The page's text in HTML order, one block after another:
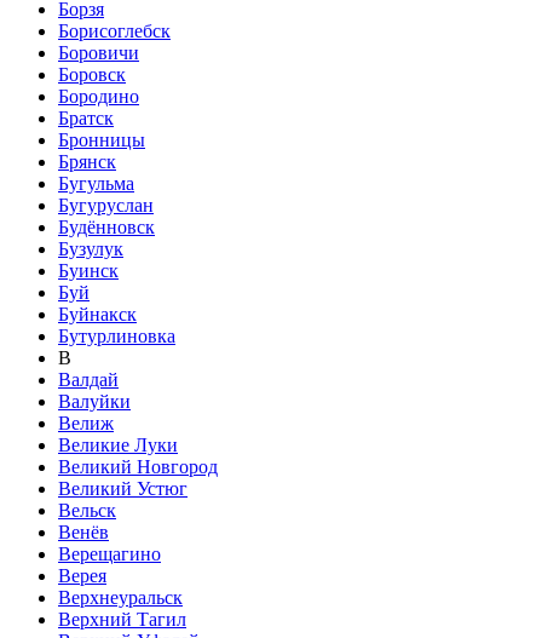
Борзя
Борисоглебск
Боровичи
Боровск
Бородино
Братск
Бронницы
Брянск
Бугульма
Бугуруслан
Будённовск
Бузулук
Буинск
Буй
Буйнакск
Бутурлиновка
В
Валдай
Валуйки
Велиж
Великие Луки
Великий Новгород
Великий Устюг
Вельск
Венёв
Верещагино
Верея
Верхнеуральск
Верхний Тагил